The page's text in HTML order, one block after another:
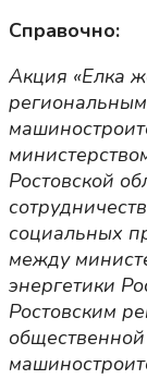
Справочно:
Акция «Елка
Ростовской
социальных
между
энергетики
Ростовским